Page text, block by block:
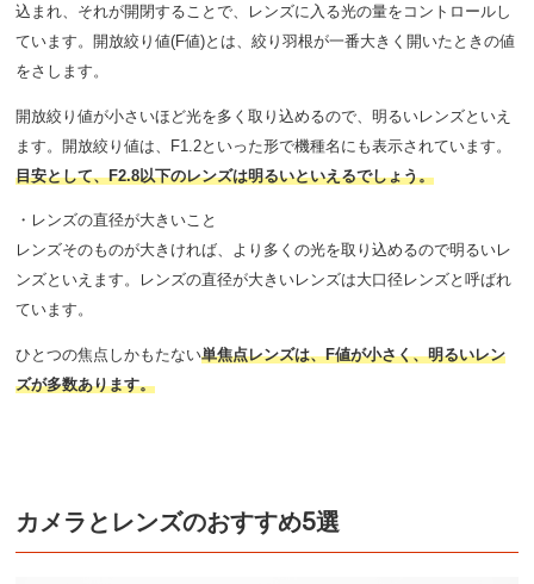
込まれ、それが開閉することで、レンズに入る光の量をコントロールし
ています。開放絞り値(F値)とは、絞り羽根が一番大きく開いたときの値
をさします。
開放絞り値が小さいほど光を多く取り込めるので、明るいレンズといえ
ます。開放絞り値は、F1.2といった形で機種名にも表示されています。
目安として、F2.8以下のレンズは明るいといえるでしょう。
・レンズの直径が大きいこと
レンズそのものが大きければ、より多くの光を取り込めるので明るいレ
ンズといえます。レンズの直径が大きいレンズは大口径レンズと呼ばれ
ています。
ひとつの焦点しかもたない単焦点レンズは、F値が小さく、明るいレン
ズが多数あります。
カメラとレンズのおすすめ5選